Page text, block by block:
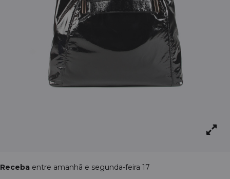
Receba entre amanhã e segunda-feira 17